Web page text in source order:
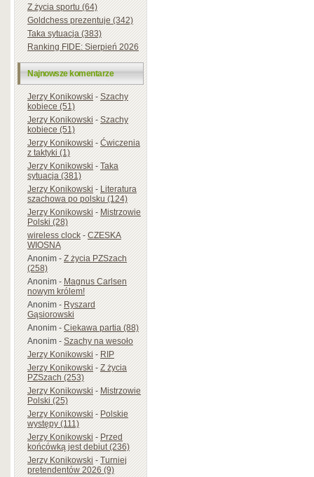
Z życia sportu (64)
Goldchess prezentuje (342)
Taka sytuacja (383)
Ranking FIDE: Sierpień 2026
Najnowsze komentarze
Jerzy Konikowski-Szachy
kobiece (51)
Jerzy Konikowski-Szachy
kobiece (51)
Jerzy Konikowski-Ćwiczenia
z taktyki (1)
Jerzy Konikowski-Taka
sytuacja (381)
Jerzy Konikowski-Literatura
szachowa po polsku (124)
Jerzy Konikowski-Mistrzowie
Polski (28)
wireless clock-CZESKA
WIOSNA
Anonim-Z życia PZSzach
(258)
Anonim-Magnus Carlsen
nowym królem!
Anonim-Ryszard
Gąsiorowski
Anonim-Ciekawa partia (88)
Anonim-Szachy na wesoło
Jerzy Konikowski-RIP
Jerzy Konikowski-Z życia
PZSzach (253)
Jerzy Konikowski-Mistrzowie
Polski (25)
Jerzy Konikowski-Polskie
występy (111)
Jerzy Konikowski-Przed
końcówką jest debiut (236)
Jerzy Konikowski-Turniej
pretendentów 2026 (9)